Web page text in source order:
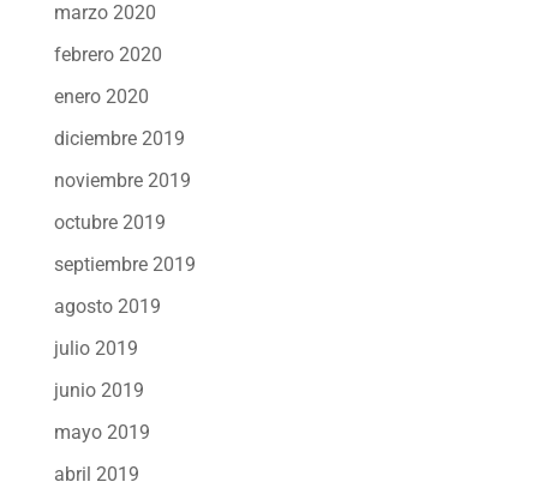
marzo 2020
febrero 2020
enero 2020
diciembre 2019
noviembre 2019
octubre 2019
septiembre 2019
agosto 2019
julio 2019
junio 2019
mayo 2019
abril 2019